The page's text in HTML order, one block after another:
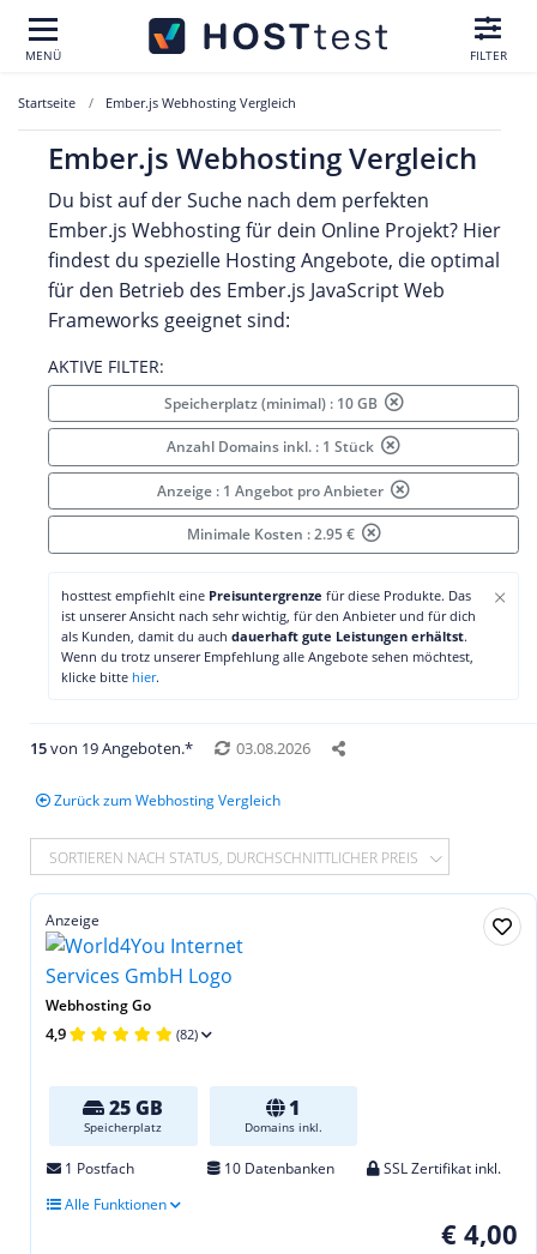
MENÜ FILTER
Startseite Ember.js Webhosting Vergleich
Ember.js Webhosting Vergleich
Du bist auf der Suche nach dem perfekten
Ember.js Webhosting für dein Online Projekt? Hier
findest du spezielle Hosting Angebote, die optimal
für den Betrieb des Ember.js JavaScript Web
Frameworks geeignet sind:
AKTIVE FILTER:
Speicherplatz (minimal) : 10 GB
Anzahl Domains inkl. : 1 Stück
Anzeige : 1 Angebot pro Anbieter
Minimale Kosten : 2.95 €
×
hosttest empfiehlt eine Preisuntergrenze für diese Produkte. Das
ist unserer Ansicht nach sehr wichtig, für den Anbieter und für dich
als Kunden, damit du auch dauerhaft gute Leistungen erhältst.
Wenn du trotz unserer Empfehlung alle Angebote sehen möchtest,
klicke bitte hier.
15von 19 Angeboten.* 03.08.2026
Zurück zum Webhosting Vergleich
SORTIEREN NACH STATUS, DURCHSCHNITTLICHER PREIS
Anzeige
Webhosting Go
4,9 (82)
25 GB
Speicherplatz
1
Domains inkl.
1 Postfach 10 Datenbanken
SSL Zertifikat inkl.
Alle Funktionen
€ 4,00